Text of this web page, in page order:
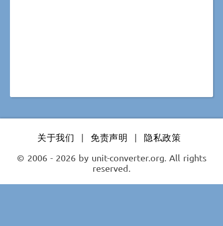
关于我们 | 免责声明 |
隐私政策
© 2006 - 2026 by unit-converter.org. All rights
reserved.